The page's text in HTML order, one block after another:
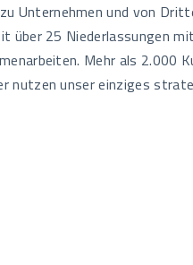
Unternehmen und von
25 Niederlassungen
Mehr als 2.000
nutzen unser einziges